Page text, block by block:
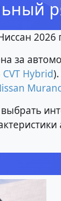
2026
за
Hybrid